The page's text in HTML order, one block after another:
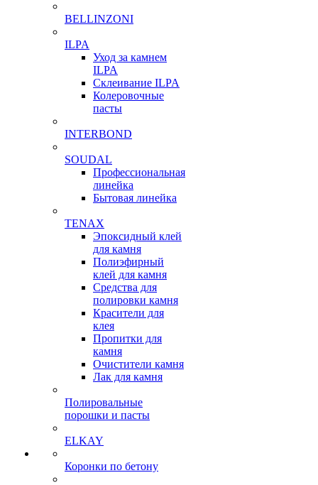
BELLINZONI
ILPA
Уход за камнем
ILPA
Склеивание ILPA
Колеровочные
пасты
INTERBOND
SOUDAL
Профессиональная
линейка
Бытовая линейка
TENAX
Эпоксидный клей
для камня
Полиэфирный
клей для камня
Средства для
полировки камня
Красители для
клея
Пропитки для
камня
Очистители камня
Лак для камня
Полировальные
порошки и пасты
ELKAY
Коронки по бетону